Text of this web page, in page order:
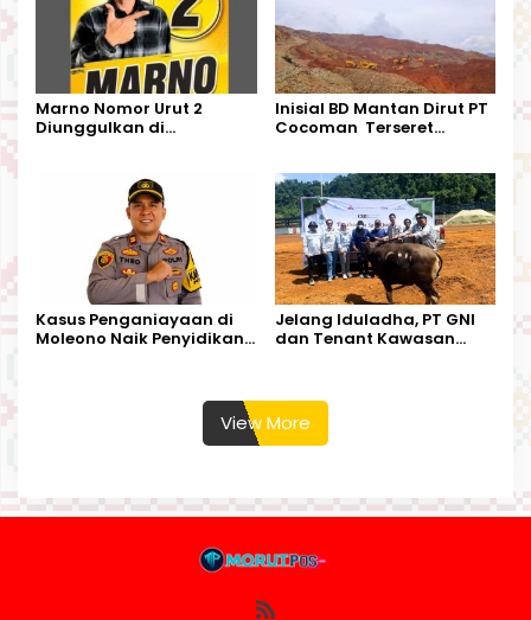
Marno Nomor Urut 2
Diunggulkan di
Harapan Warga
Inisial BD Mantan Dirut PT
Cocoman Terseret
Kalimantan Barat
Kasus Penganiayaan di
Moleono Naik Penyidikan,
Jelang Iduladha, PT GNI
dan Tenant Kawasan
View More